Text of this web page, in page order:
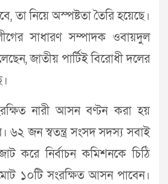
তা নিয়ে অস্পষ্টতা তৈরি হয়েছে।
সাধারণ সম্পাদক ওবায়দুল
জাতীয় পার্টিই বিরোধী দলের
নারী আসন বণ্টন করা হয়
৬২ জন স্বতন্ত্র সংসদ সদস্য সবাই
করে নির্বাচন কমিশনকে চিঠি
১০টি সংরক্ষিত আসন পাবেন।